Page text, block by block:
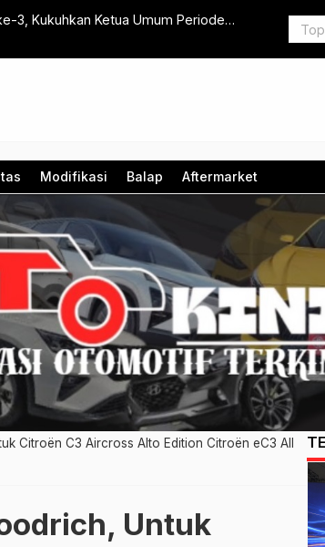
Juta unit MMKSI
Modifikasi Balap Aftermarket
Citroën C3 Aircross Alto Edition Citroën eC3 All
Untuk